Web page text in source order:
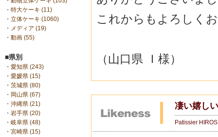
・ 特大ケーキ (11)
・ 立体ケーキ (1060)
・ メディア (19)
・ 動画 (55)
■県別
・ 愛知県 (243)
・ 愛媛県 (15)
・ 茨城県 (80)
・ 岡山県 (67)
・ 沖縄県 (21)
・ 岩手県 (20)
・ 岐阜県 (48)
・ 宮崎県 (15)
これからもよろしく
（山口県 Ｉ様）
凄い嬉し
Patissier